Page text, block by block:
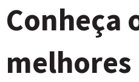
Conheça
melhores